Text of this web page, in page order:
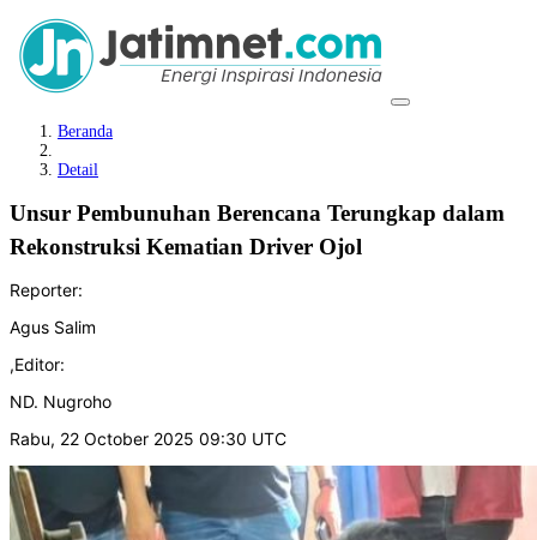
Beranda
Detail
Unsur Pembunuhan Berencana Terungkap dalam
Rekonstruksi Kematian Driver Ojol
Reporter:
Agus Salim
,Editor:
ND. Nugroho
Rabu, 22 October 2025 09:30 UTC